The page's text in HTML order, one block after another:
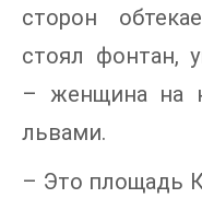
сторон
стоял фонтан,
– женщина на
львами.
– Это площадь